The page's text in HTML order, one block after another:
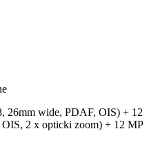
26mm wide, PDAF, OIS) + 12
2 x opticki zoom) + 12 MP